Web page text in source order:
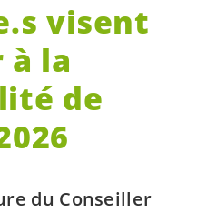
visent
la
de
du Conseiller